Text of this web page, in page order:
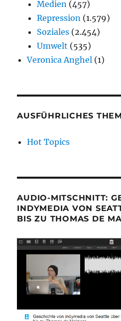
Medien (457)
Repression (1.579)
Soziales (2.454)
Umwelt (535)
Veronica Anghel (1)
AUSFÜHRLICHES
Hot Topics
AUDIO-MITSCHNITT:
INDYMEDIA VON
BIS ZU THOMAS DE